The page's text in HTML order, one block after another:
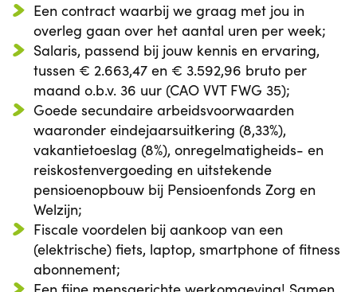
Een contract waarbij we graag met jou in
overleg gaan over het aantal uren per week;
Salaris, passend bij jouw kennis en ervaring,
tussen € 2.663,47 en € 3.592,96 bruto per
maand o.b.v. 36 uur (CAO VVT FWG 35);
Goede secundaire arbeidsvoorwaarden
waaronder eindejaarsuitkering (8,33%),
vakantietoeslag (8%), onregelmatigheids- en
reiskostenvergoeding en uitstekende
pensioenopbouw bij Pensioenfonds Zorg en
Welzijn;
Fiscale voordelen bij aankoop van een
(elektrische) fiets, laptop, smartphone of fitness
abonnement;